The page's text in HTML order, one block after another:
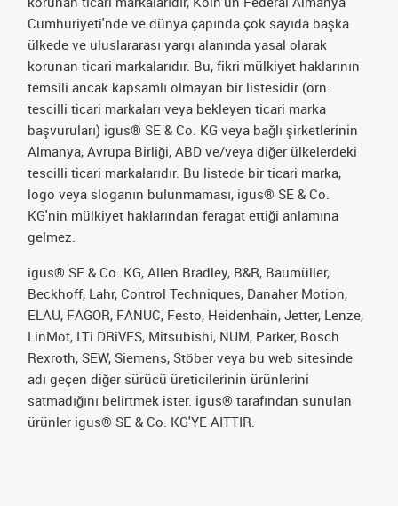
Cumhuriyeti'nde ve dünya çapında çok sayıda başka
ülkede ve uluslararası yargı alanında yasal olarak
korunan ticari markalarıdır. Bu, fikri mülkiyet haklarının
temsili ancak kapsamlı olmayan bir listesidir (örn.
tescilli ticari markaları veya bekleyen ticari marka
başvuruları) igus® SE & Co. KG veya bağlı şirketlerinin
Almanya, Avrupa Birliği, ABD ve/veya diğer ülkelerdeki
tescilli ticari markalarıdır. Bu listede bir ticari marka,
logo veya sloganın bulunmaması, igus® SE & Co.
KG'nin mülkiyet haklarından feragat ettiği anlamına
gelmez.
igus® SE & Co. KG, Allen Bradley, B&R, Baumüller,
Beckhoff, Lahr, Control Techniques, Danaher Motion,
ELAU, FAGOR, FANUC, Festo, Heidenhain, Jetter, Lenze,
LinMot, LTi DRiVES, Mitsubishi, NUM, Parker, Bosch
Rexroth, SEW, Siemens, Stöber veya bu web sitesinde
adı geçen diğer sürücü üreticilerinin ürünlerini
satmadığını belirtmek ister. igus® tarafından sunulan
ürünler igus® SE & Co. KG'YE AITTIR.